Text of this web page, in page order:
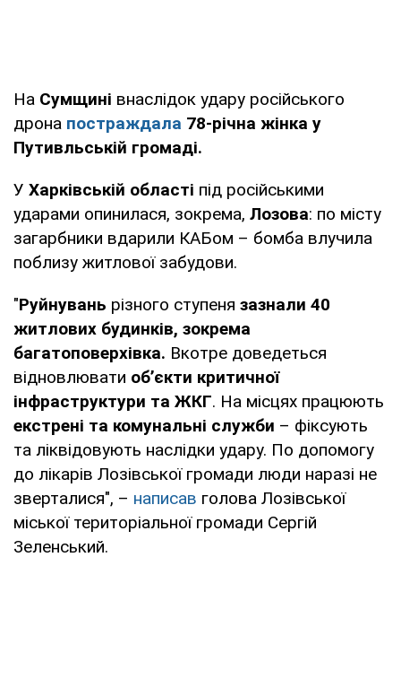
На Сумщині внаслідок удару російського
дрона постраждала 78-річна жінка у
Путивльській громаді.
У Харківській області під російськими
ударами опинилася, зокрема, Лозова: по місту
загарбники вдарили КАБом – бомба влучила
поблизу житлової забудови.
"Руйнувань різного ступеня зазнали 40
житлових будинків, зокрема
багатоповерхівка. Вкотре доведеться
відновлювати об’єкти критичної
інфраструктури та ЖКГ. На місцях працюють
екстрені та комунальні служби – фіксують
та ліквідовують наслідки удару. По допомогу
до лікарів Лозівської громади люди наразі не
зверталися", – написав голова Лозівської
міської територіальної громади Сергій
Зеленський.